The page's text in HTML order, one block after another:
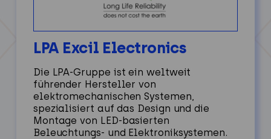
LPA Excil Electronics
Die LPA-Gruppe ist ein weltweit
führender Hersteller von
elektromechanischen Systemen,
spezialisiert auf das Design und die
Montage von LED-basierten
Beleuchtungs- und Elektroniksystemen.